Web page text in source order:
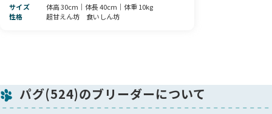
サイズ
体高 30cm｜体長 40cm｜体重 10kg
性格
超甘えん坊 食いしん坊
パグ(524)のブリーダーについて